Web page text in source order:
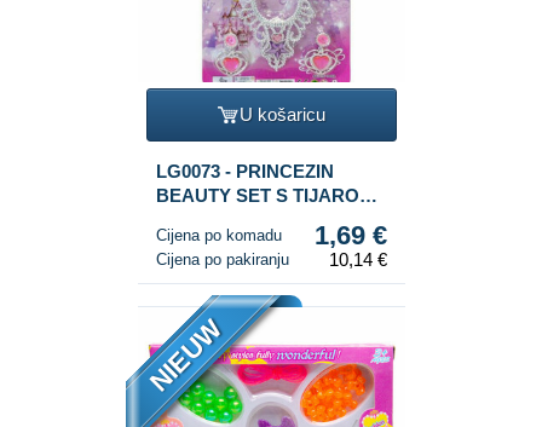
U košaricu
LG0073 - PRINCEZIN
BEAUTY SET S TIJAROM,
OGRLICOM I PRSTENJEM
Cijena po komadu 1,69 €
Cijena po pakiranju 10,14 €
NIEUW